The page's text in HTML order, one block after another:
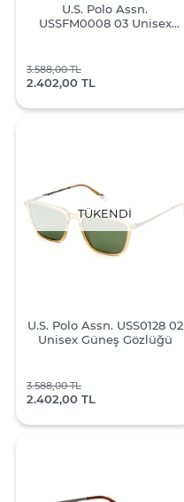
U.S. Polo Assn.
USSFM0008 03 Unisex
2.402,00 TL
3.588,00 TL
TÜKENDI
U.S. Polo Assn. USS0128 02
Unisex Güneş Gözlüğü
2.402,00 TL
3.588,00 TL